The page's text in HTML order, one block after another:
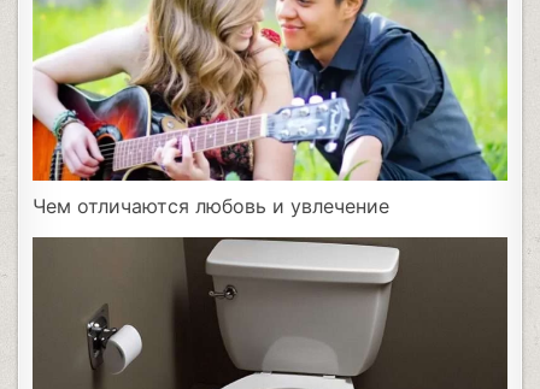
Чем отличаются любовь и увлечение